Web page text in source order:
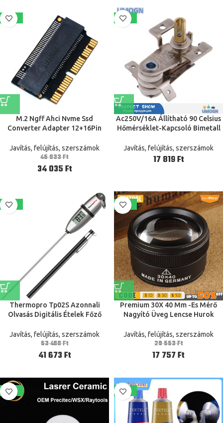
-26%
M.2 Ngff Ahci Nvme Ssd
Converter Adapter 12+16Pin
Javítás, felújítás, szerszámok
45 833Ft
34 035Ft
-40%
Ac250V/16A Állítható 90 Celsius
Hőmérséklet-Kapcsoló Bimetall
Elextric Fűtéshez Elektromos
Vaskemencékhez
Javítás, felújítás, szerszámok
Ft
-22%
Thermopro Tp02S Azonnali
Olvasás Digitális Ételek Főző
Hosszú Szonda
Javítás, felújítás, szerszámok
53 468Ft
41 673Ft
-40%
Premium 30X 40 Mm -Es Mérő
Nagyító Üveg Lencse Hurok
Ékszer Lupe
Javítás, felújítás, szerszámok
29 553Ft
17 757Ft
-42% -38%